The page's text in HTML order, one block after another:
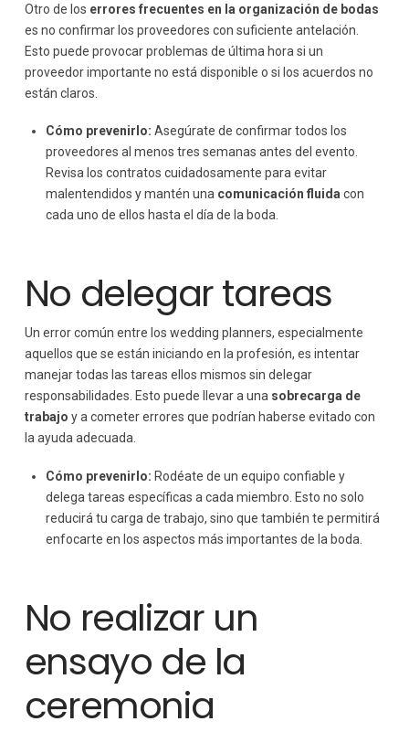
Otro de los errores frecuentes en la organización de bodas
es no confirmar los proveedores con suficiente antelación.
Esto puede provocar problemas de última hora si un
proveedor importante no está disponible o si los acuerdos no
están claros.
Cómo prevenirlo: Asegúrate de confirmar todos los
proveedores al menos tres semanas antes del evento.
Revisa los contratos cuidadosamente para evitar
malentendidos y mantén una comunicación fluida con
cada uno de ellos hasta el día de la boda.
No delegar tareas
Un error común entre los wedding planners, especialmente
aquellos que se están iniciando en la profesión, es intentar
manejar todas las tareas ellos mismos sin delegar
responsabilidades. Esto puede llevar a una sobrecarga de
trabajo y a cometer errores que podrían haberse evitado con
la ayuda adecuada.
Cómo prevenirlo: Rodéate de un equipo confiable y
delega tareas específicas a cada miembro. Esto no solo
reducirá tu carga de trabajo, sino que también te permitirá
enfocarte en los aspectos más importantes de la boda.
No realizar un
ensayo de la
ceremonia